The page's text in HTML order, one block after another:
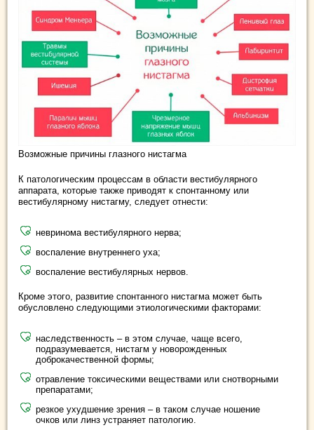
Возможные причины глазного нистагма
К патологическим процессам в области вестибулярного
аппарата, которые также приводят к спонтанному или
вестибулярному нистагму, следует отнести:
невринома вестибулярного нерва;
воспаление внутреннего уха;
воспаление вестибулярных нервов.
Кроме этого, развитие спонтанного нистагма может быть
обусловлено следующими этиологическими факторами:
наследственность – в этом случае, чаще всего,
подразумевается, нистагм у новорожденных
доброкачественной формы;
отравление токсическими веществами или снотворными
препаратами;
резкое ухудшение зрения – в таком случае ношение
очков или линз устраняет патологию.